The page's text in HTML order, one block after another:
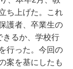
ち上げた。これ
護者、卒業生の
きるか、学校行
行った。今回の
案を基にしたも